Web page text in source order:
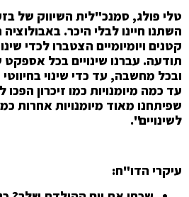
טלי פולג, סמנכ"לית השיווק של
השתנו חיינו לבלי היכר.
קטנים ויומיומיים הצטברו לכדי
תודעה. עברנו שינויים בכל
ובכל מחשבה, עד כדי שינוי
עד כמה מיומנויות כמו זיכרון
שפיתחנו מאוד מיומנויות אחרות
לשינויים".
עיקרי הדו"ח: